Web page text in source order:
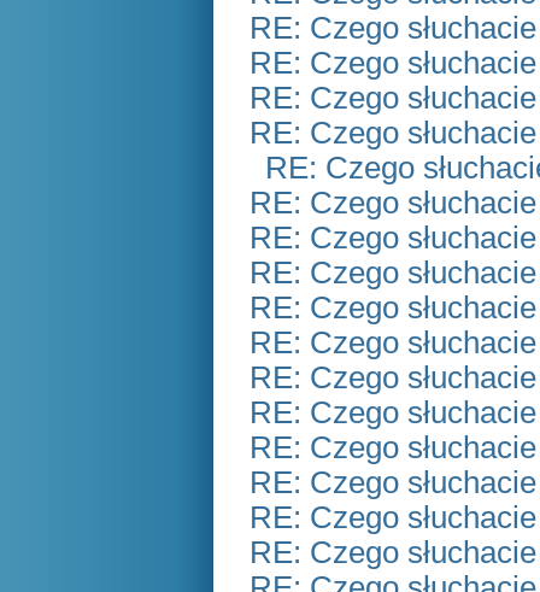
RE: Czego
RE: Czego
RE: Czego
RE: Czego
RE: Czego
RE: Czego
RE: Czego
RE: Czego
RE: Czego
RE: Czego
RE: Czego
RE: Czego
RE: Czego
RE: Czego
RE: Czego
RE: Czego